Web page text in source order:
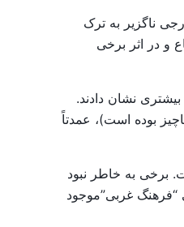
ناگزیر به ترک
و در اثر برخی
نشان دادند.
بوده است)، عمدتاً
برخی به خاطر نبود
غربی”موجود